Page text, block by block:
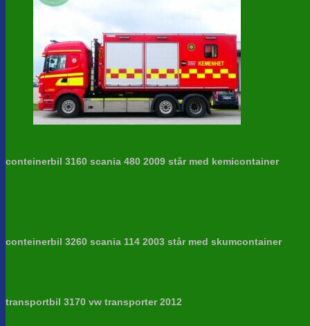
conteinerbil 3160 scania 480 2009 står med kemicontainer
conteinerbil 3260 scania 114 2003 står med skumcontainer
transportbil 3170 vw transporter 2012